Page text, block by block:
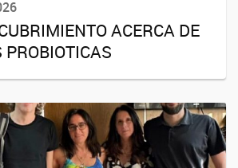
ACERCA DE
PROBIOTICAS